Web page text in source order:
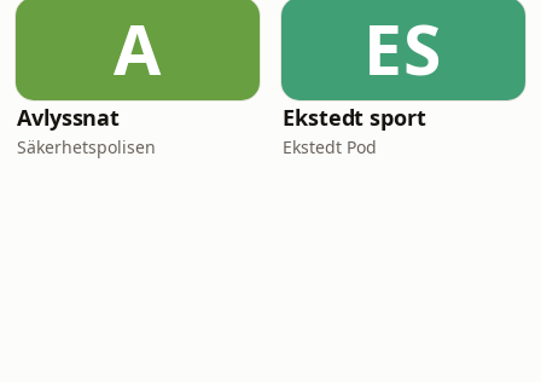
A
Avlyssnat
Säkerhetspolisen
ES
Ekstedt sport
Ekstedt Pod